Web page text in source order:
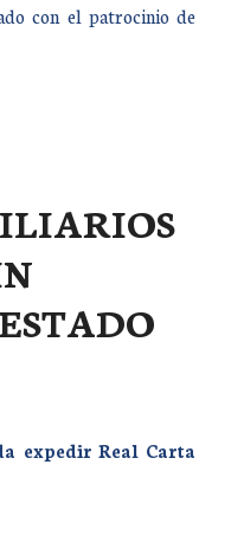
con el patrocinio de
expedir Real Carta